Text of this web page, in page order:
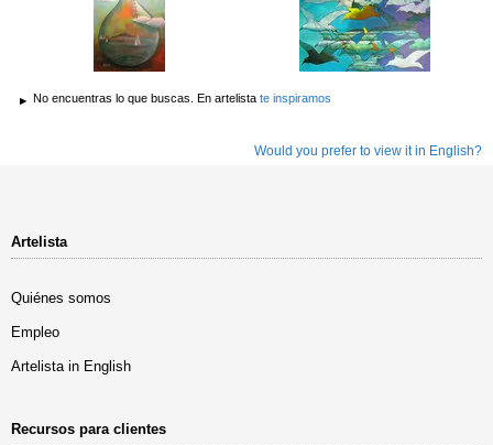
No encuentras lo que buscas. En artelista te inspiramos
Would you prefer to view it in English?
Artelista
Quiénes somos
Empleo
Artelista in English
Recursos para clientes